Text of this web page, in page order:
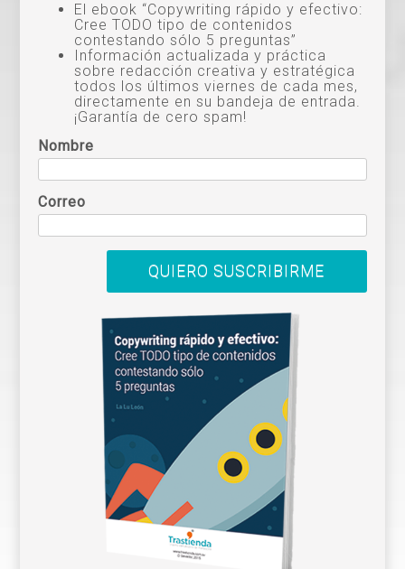
El ebook “Copywriting rápido y efectivo:
Cree TODO tipo de contenidos
contestando sólo 5 preguntas”
Información actualizada y práctica
sobre redacción creativa y estratégica
todos los últimos viernes de cada mes,
directamente en su bandeja de entrada.
¡Garantía de cero spam!
Nombre
Correo